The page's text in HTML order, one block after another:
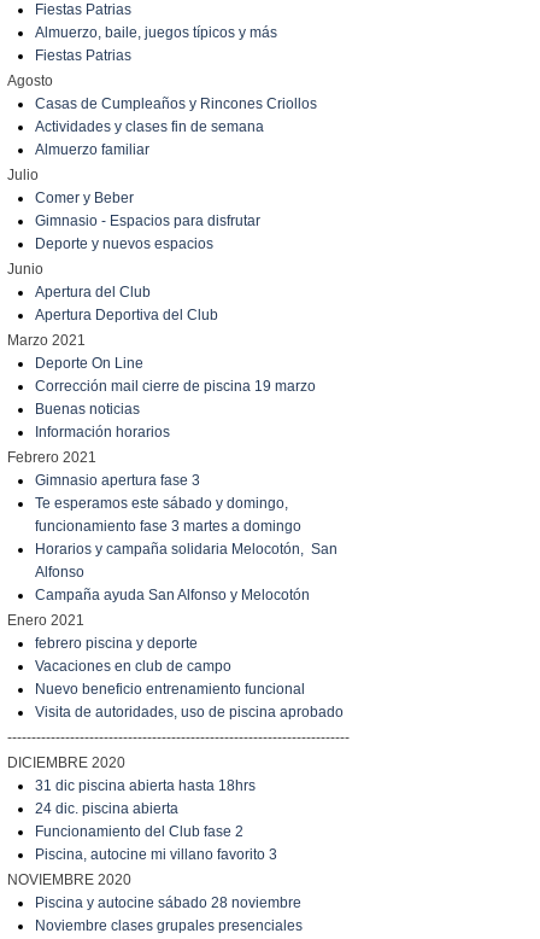
Fiestas Patrias
Almuerzo, baile, juegos típicos y más
Fiestas Patrias
Agosto
Casas de Cumpleaños y Rincones Criollos
Actividades y clases fin de semana
Almuerzo familiar
Julio
Comer y Beber
Gimnasio - Espacios para disfrutar
Deporte y nuevos espacios
Junio
Apertura del Club
Apertura Deportiva del Club
Marzo 2021
Deporte On Line
Corrección mail cierre de piscina 19 marzo
Buenas noticias
Información horarios
Febrero 2021
Gimnasio apertura fase 3
Te esperamos este sábado y domingo,
funcionamiento fase 3 martes a domingo
Horarios y campaña solidaria Melocotón, San
Alfonso
Campaña ayuda San Alfonso y Melocotón
Enero 2021
febrero piscina y deporte
Vacaciones en club de campo
Nuevo beneficio entrenamiento funcional
Visita de autoridades, uso de piscina aprobado
-----------------------------------------------------------------------
DICIEMBRE 2020
31 dic piscina abierta hasta 18hrs
24 dic. piscina abierta
Funcionamiento del Club fase 2
Piscina, autocine mi villano favorito 3
NOVIEMBRE 2020
Piscina y autocine sábado 28 noviembre
Noviembre clases grupales presenciales